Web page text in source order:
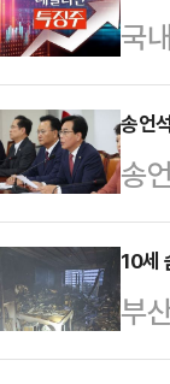
는
의
리
중
아
도
라
국
인
것
로
같
엘
송언
송
에
을
회
우
10세
부
빠